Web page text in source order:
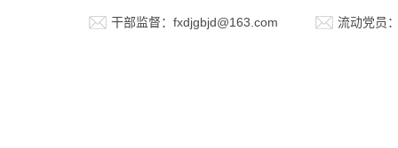
干部监督：fxdjgbjd@163.com 流动党员